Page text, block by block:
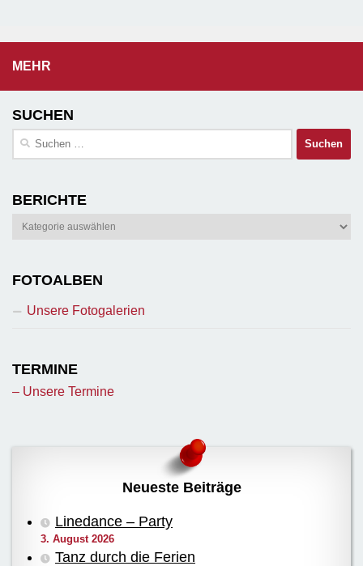
MEHR
SUCHEN
Suchen
BERICHTE
Berichte
FOTOALBEN
Unsere Fotogalerien
TERMINE
– Unsere Termine
Neueste Beiträge
Linedance – Party
3. August 2026
Tanz durch die Ferien